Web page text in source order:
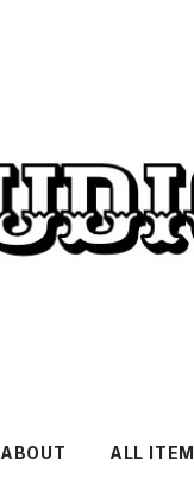
ABOUT ALL ITEM